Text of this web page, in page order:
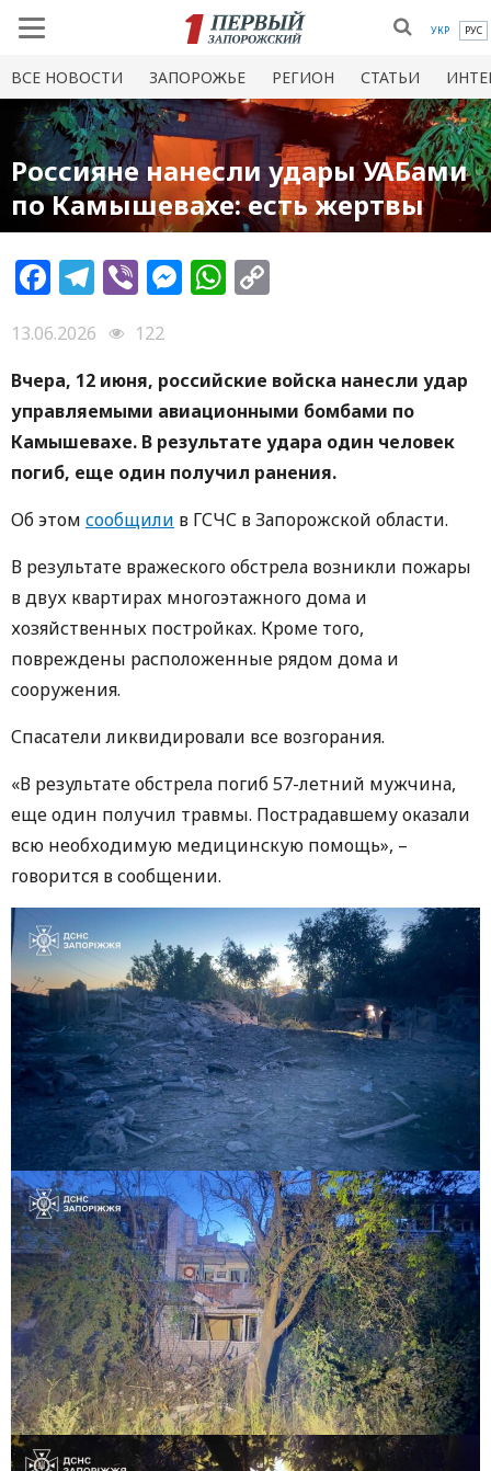
УКР РУС
ВСЕ НОВОСТИ ЗАПОРОЖЬЕ РЕГИОН СТАТЬИ
Россияне нанесли удары УАБами
по Камышевахе: есть жертвы
Facebook
Telegram
ViberMessenger
WhatsApp
13.06.2026
122
Вчера, 12 июня, российские войска нанесли удар
управляемыми авиационными бомбами по
Камышевахе. В результате удара один человек
погиб, еще один получил ранения.
Об этом сообщили в ГСЧС в Запорожской области.
В результате вражеского обстрела возникли пожары
в двух квартирах многоэтажного дома и
хозяйственных постройках. Кроме того,
повреждены расположенные рядом дома и
сооружения.
Спасатели ликвидировали все возгорания.
«В результате обстрела погиб 57-летний мужчина,
еще один получил травмы. Пострадавшему оказали
всю необходимую медицинскую помощь», –
говорится в сообщении.